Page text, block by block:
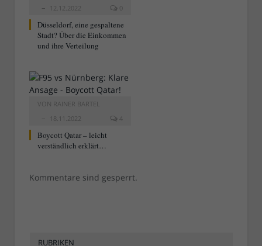
12.12.2022
0
Düsseldorf, eine gespaltene
Stadt? Über die Einkommen
und ihre Verteilung
VON RAINER BARTEL
18.11.2022
4
Boycott Qatar – leicht
verständlich erklärt…
Kommentare sind gesperrt.
RUBRIKEN